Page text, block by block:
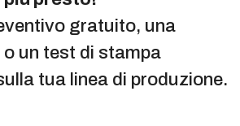
gratuito, una
un test di stampa
tua linea di produzione.